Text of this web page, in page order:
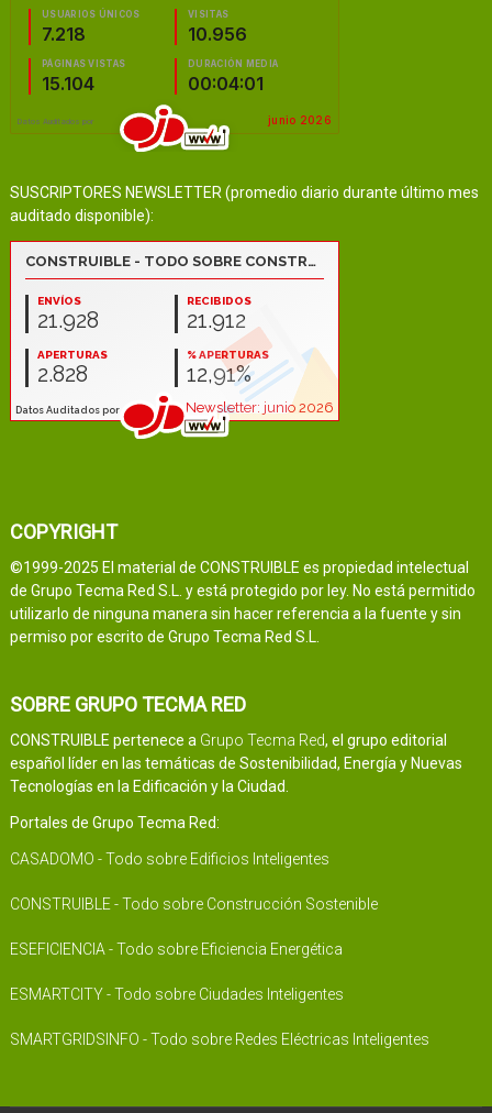
SUSCRIPTORES NEWSLETTER (promedio diario durante último mes
auditado disponible):
COPYRIGHT
©1999-2025 El material de CONSTRUIBLE es propiedad intelectual
de Grupo Tecma Red S.L. y está protegido por ley. No está permitido
utilizarlo de ninguna manera sin hacer referencia a la fuente y sin
permiso por escrito de Grupo Tecma Red S.L.
SOBRE GRUPO TECMA RED
CONSTRUIBLE pertenece a Grupo Tecma Red, el grupo editorial
español líder en las temáticas de Sostenibilidad, Energía y Nuevas
Tecnologías en la Edificación y la Ciudad.
Portales de Grupo Tecma Red:
CASADOMO - Todo sobre Edificios Inteligentes
CONSTRUIBLE - Todo sobre Construcción Sostenible
ESEFICIENCIA - Todo sobre Eficiencia Energética
ESMARTCITY - Todo sobre Ciudades Inteligentes
SMARTGRIDSINFO - Todo sobre Redes Eléctricas Inteligentes